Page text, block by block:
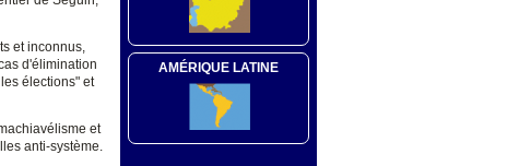
et inconnus,
d'élimination
élections" et
et
anti-système.
AMÉRIQUE LATINE